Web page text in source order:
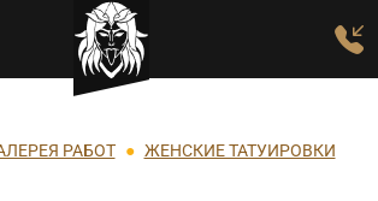
содержанию
РАБОТ ЖЕНСКИЕ ТАТУИРОВКИ